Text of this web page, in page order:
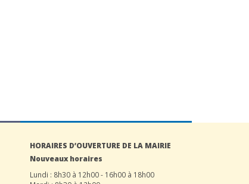
HORAIRES D’OUVERTURE DE LA MAIRIE
Nouveaux horaires
Lundi : 8h30 à 12h00 - 16h00 à 18h00